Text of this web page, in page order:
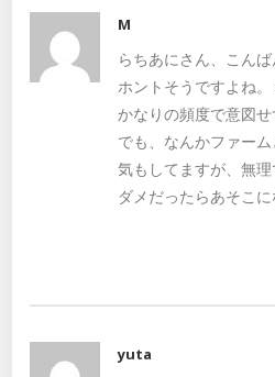
M
らちあにさん、こんば
ホントそうですよね。
かなりの頻度で意図せ
でも、なんかファー
気もしてますが、無理
ダメだったらあそこに
yuta